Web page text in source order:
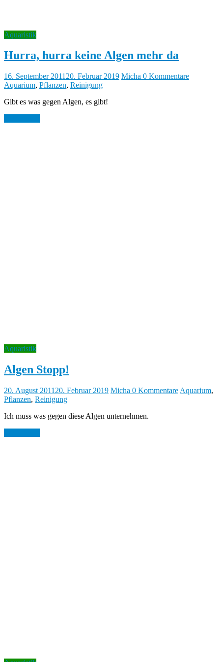
Aquaristik
Hurra, hurra keine Algen mehr da
16. September 2011 20. Februar 2019 Micha 0 Kommentare
Aquarium, Pflanzen, Reinigung
Gibt es was gegen Algen, es gibt!
Aquaristik
Algen Stopp!
20. August 2011 20. Februar 2019 Micha 0 Kommentare Aquarium,
Pflanzen, Reinigung
Ich muss was gegen diese Algen unternehmen.